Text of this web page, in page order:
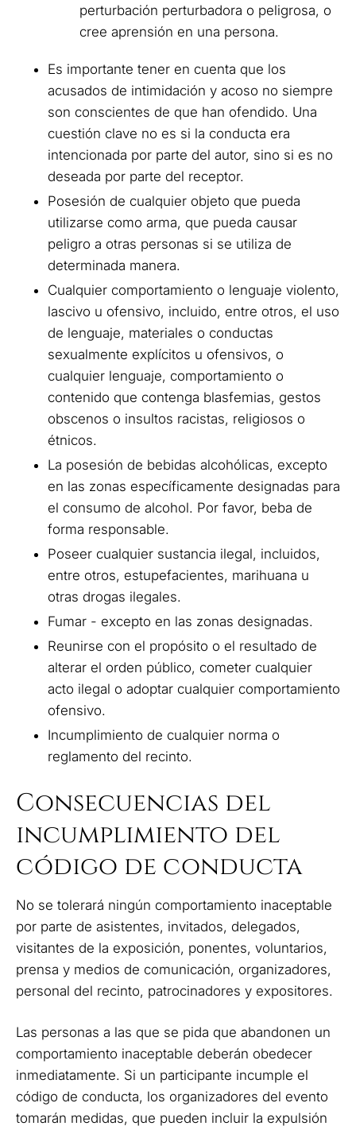
perturbación perturbadora o peligrosa, o
cree aprensión en una persona.
Es importante tener en cuenta que los
acusados de intimidación y acoso no siempre
son conscientes de que han ofendido. Una
cuestión clave no es si la conducta era
intencionada por parte del autor, sino si es no
deseada por parte del receptor.
Posesión de cualquier objeto que pueda
utilizarse como arma, que pueda causar
peligro a otras personas si se utiliza de
determinada manera.
Cualquier comportamiento o lenguaje violento,
lascivo u ofensivo, incluido, entre otros, el uso
de lenguaje, materiales o conductas
sexualmente explícitos u ofensivos, o
cualquier lenguaje, comportamiento o
contenido que contenga blasfemias, gestos
obscenos o insultos racistas, religiosos o
étnicos.
La posesión de bebidas alcohólicas, excepto
en las zonas específicamente designadas para
el consumo de alcohol. Por favor, beba de
forma responsable.
Poseer cualquier sustancia ilegal, incluidos,
entre otros, estupefacientes, marihuana u
otras drogas ilegales.
Fumar - excepto en las zonas designadas.
Reunirse con el propósito o el resultado de
alterar el orden público, cometer cualquier
acto ilegal o adoptar cualquier comportamiento
ofensivo.
Incumplimiento de cualquier norma o
reglamento del recinto.
Consecuencias del
incumplimiento del
código de conducta
No se tolerará ningún comportamiento inaceptable
por parte de asistentes, invitados, delegados,
visitantes de la exposición, ponentes, voluntarios,
prensa y medios de comunicación, organizadores,
personal del recinto, patrocinadores y expositores.
Las personas a las que se pida que abandonen un
comportamiento inaceptable deberán obedecer
inmediatamente. Si un participante incumple el
código de conducta, los organizadores del evento
tomarán medidas, que pueden incluir la expulsión